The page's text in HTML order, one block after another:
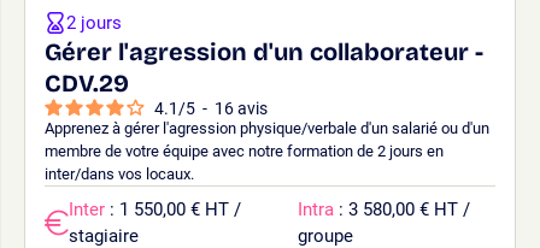
Gérer l'agression d'un collaborateur -
CDV.29
4.1 /5 - 16avis
Apprenez à gérer l'agression physique/verbale d'un salarié ou d'un
membre de votre équipe avec notre formation de 2 jours en
inter/dans vos locaux.
2 jours
Inter : 1 550,00 € HT /
stagiaire
Intra : 3 580,00 € HT /
groupe